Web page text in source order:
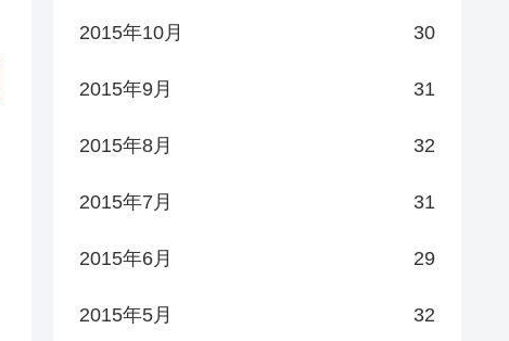
2015年10月 30
2015年9月 31
2015年8月 32
2015年7月 31
2015年6月 29
2015年5月 32